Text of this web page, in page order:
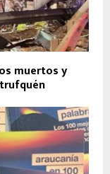
muertos y